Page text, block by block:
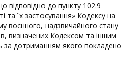
відповідно до пункту 102.9
та їх застосування» Кодексу на
воєнного, надзвичайного стану
визначених Кодексом та іншим
за дотриманням якого покладено